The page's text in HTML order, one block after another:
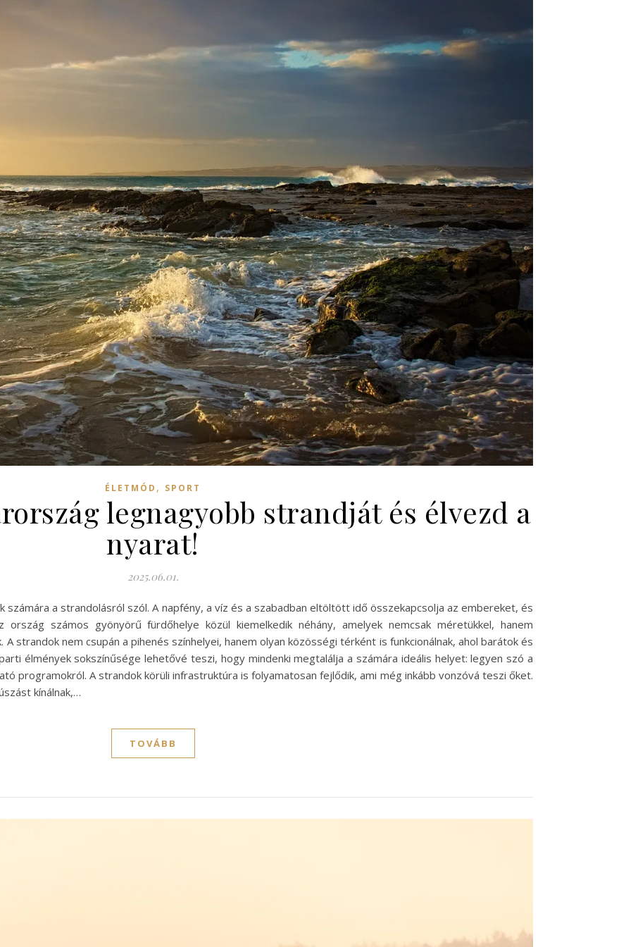
ÉLETMÓD , SPORT
legnagyobb strandját és élvezd a
nyarat!
2025.06.01.
számára a strandolásról szól. A napfény, a víz és a szabadban eltöltött idő összekapcsolja az embereket, és
számos gyönyörű fürdőhelye közül kiemelkedik néhány, amelyek nemcsak méretükkel, hanem
strandok nem csupán a pihenés színhelyei, hanem olyan közösségi térként is funkcionálnak, ahol barátok és
élmények sokszínűsége lehetővé teszi, hogy mindenki megtalálja a számára ideális helyet: legyen szó a
programokról. A strandok körüli infrastruktúra is folyamatosan fejlődik, ami még inkább vonzóvá teszi őket.
kínálnak,…
TOVÁBB